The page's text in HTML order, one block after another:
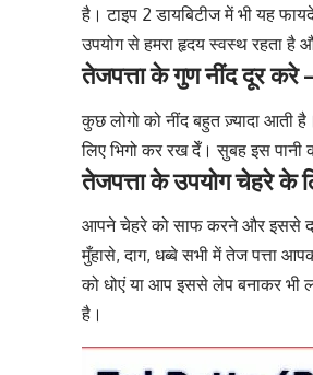
है। टाइप 2डायबिटीजमें भी यह
उपयोग से हमरा हृदय स्वस्थ रहता है
तेजपत्ता के गुण नींद दूर
कुछ लोगो को नींद बहुत ज़्यादा आती
लिए भिगो कर रख देँ। सुबह इस पानी
तेजपत्ता के उपयोग चेहरे के
आपने चेहरे को साफ करने और इससे
मुँहासे, दाग, धब्बे सभी में तेज पत्ता
को धोएं या आप इससे लेप बनाकर भी
है।